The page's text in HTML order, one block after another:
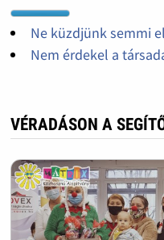
Ne küzdjünk semmi
Nem érdekel a
VÉRADÁSON A